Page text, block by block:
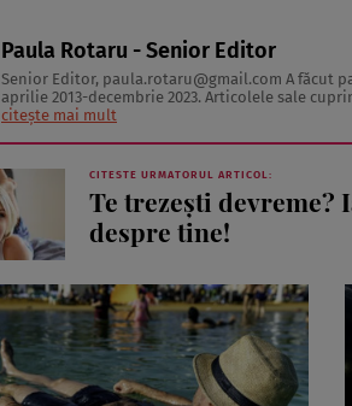
Paula Rotaru - Senior Editor
Senior Editor, paula.rotaru@gmail.com
aprilie 2013-decembrie 2023. Articolele sale cuprind informații despre diverse afecțiuni, alimentația
citește mai mult
CITESTE URMATORUL ARTICOL:
Te trezeşti devreme?
despre tine!